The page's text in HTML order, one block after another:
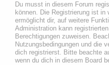
Du musst in diesem Forum
können. Die Registrierung ist in
ermöglicht dir, auf weitere
Administration kann
Berechtigungen zuweisen.
Nutzungsbedingungen und die
dich registrierst. Bitte beachte
wenn du dich in diesem Board